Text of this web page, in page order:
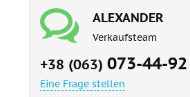
ALEXANDER
Verkaufsteam
+38 (063) 073-44-92
Eine Frage stellen